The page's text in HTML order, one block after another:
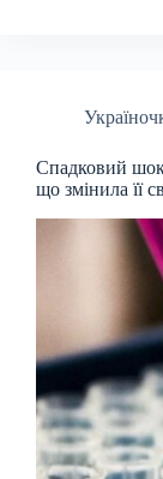
Спадковий
що змінила її